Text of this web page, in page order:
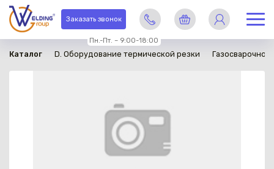
Заказать звонок
Пн.-Пт. – 9:00-18:00
Каталог D. Оборудование термической резки
в наличии